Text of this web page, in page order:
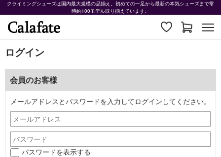
クライミングシューズは国内最大規模の品揃え。初めての一足から最新の本気シューズまで常
時約100モデル取り揃えています。
ログイン
会員のお客様
メールアドレスとパスワードを入力してログインしてください。
パスワードを表示する